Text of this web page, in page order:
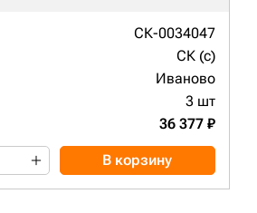
СК-0034047
СК (c)
Иваново
3 шт
36 377 ₽
В корзину